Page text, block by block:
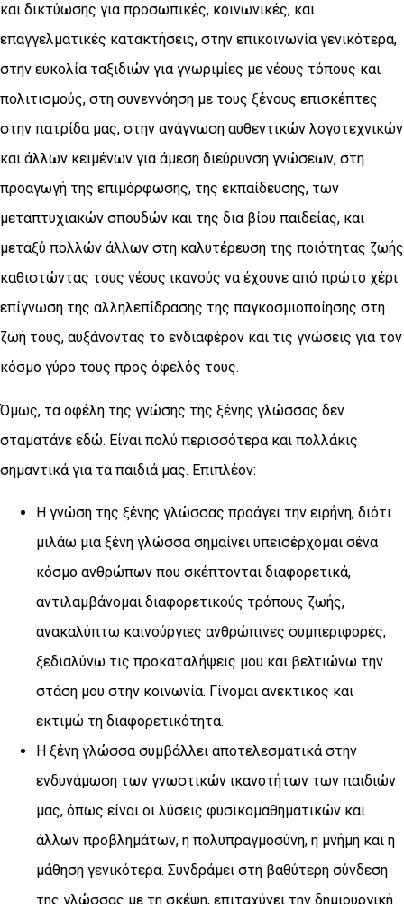
και δικτύωσης για προσωπικές, κοινωνικές, και
επαγγελματικές κατακτήσεις, στην επικοινωνία γενικότερα,
στην ευκολία ταξιδιών για γνωριμίες με νέους τόπους και
πολιτισμούς, στη συνεννόηση με τους ξένους επισκέπτες
στην πατρίδα μας, στην ανάγνωση αυθεντικών λογοτεχνικών
και άλλων κειμένων για άμεση διεύρυνση γνώσεων, στη
προαγωγή της επιμόρφωσης, της εκπαίδευσης, των
μεταπτυχιακών σπουδών και της δια βίου παιδείας, και
μεταξύ πολλών άλλων στη καλυτέρευση της ποιότητας ζωής
καθιστώντας τους νέους ικανούς να έχουνε από πρώτο χέρι
επίγνωση της αλληλεπίδρασης της παγκοσμιοποίησης στη
ζωή τους, αυξάνοντας το ενδιαφέρον και τις γνώσεις για τον
κόσμο γύρο τους προς όφελός τους.
Όμως, τα οφέλη της γνώσης της ξένης γλώσσας δεν
σταματάνε εδώ. Είναι πολύ περισσότερα και πολλάκις
σημαντικά για τα παιδιά μας. Επιπλέον:
Η γνώση της ξένης γλώσσας προάγει την ειρήνη, διότι
μιλάω μια ξένη γλώσσα σημαίνει υπεισέρχομαι σένα
κόσμο ανθρώπων που σκέπτονται διαφορετικά,
αντιλαμβάνομαι διαφορετικούς τρόπους ζωής,
ανακαλύπτω καινούργιες ανθρώπινες συμπεριφορές,
ξεδιαλύνω τις προκαταλήψεις μου και βελτιώνω την
στάση μου στην κοινωνία. Γίνομαι ανεκτικός και
εκτιμώ τη διαφορετικότητα.
Η ξένη γλώσσα συμβάλλει αποτελεσματικά στην
ενδυνάμωση των γνωστικών ικανοτήτων των παιδιών
μας, όπως είναι οι λύσεις φυσικομαθηματικών και
άλλων προβλημάτων, η πολυπραγμοσύνη, η μνήμη και η
μάθηση γενικότερα. Συνδράμει στη βαθύτερη σύνδεση
της γλώσσας με τη σκέψη, επιταχύνει την δημιουργική